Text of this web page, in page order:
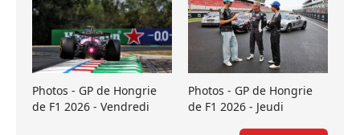
Photos - GP de Hongrie
de F1 2026 - Vendredi
Photos - GP de Hongrie
de F1 2026 - Jeudi